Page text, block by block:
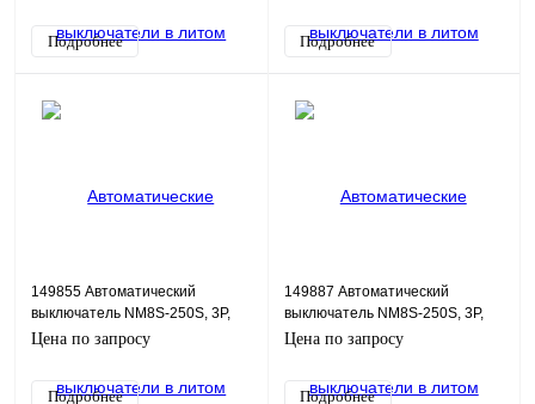
Подробнее Подробнее
149855 Автоматический
выключатель NM8S-250S, 3P,
160А, 50кА
Цена по запросу
Подробнее
149887 Автоматический
выключатель NM8S-250S, 3P,
250А, 50кА
Цена по запросу
Подробнее